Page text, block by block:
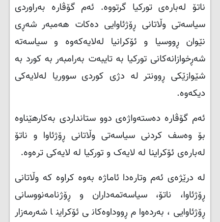
ناتۆ لەبارەی تورکیا گرتووە. ئەم گۆڤارە بەراوردی
سیاسەتی وڵاتانی ڕۆژئاوایی دەکات هەمبەر شەڕی
نێوان ڕووسیا و ئۆکرانیا لەلایەکەوە و سیاسەتە
شەڕخوازانەکانی تورکیا بە تایبەت بەرامبەر بە کورد بە
شێوازێکی ڕوونتر لە دژی کوردی سووریا لەلایەکی
دیکەوە.
ئەم گۆڤارە دەستەواژەی دوو ستانداردی بەکارهێناوە
بۆ وەسف کردنی سیاسەتی وڵاتانی ڕۆژئاوا و ناتۆ
لەبارەی ئۆکراینا لە لایەک و تورکیا لە لایەکی ترەوە.
لە درێژەی ئەم وتارەدا ئاماژە بەوە کراوە کە وڵاتانی
ڕۆژئاوا، ناتۆ، سیاسەتمەداران و ڕۆژنامەنووسانی
ڕۆژئاوایی، بەردەوام ڕووداوەکانی ئۆکراینا شەرمەزار